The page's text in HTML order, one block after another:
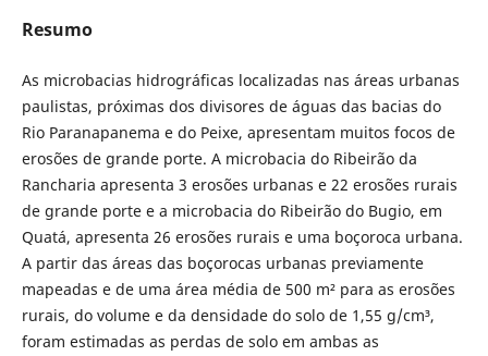
Resumo
As microbacias hidrográficas localizadas nas áreas urbanas
paulistas, próximas dos divisores de águas das bacias do
Rio Paranapanema e do Peixe, apresentam muitos focos de
erosões de grande porte. A microbacia do Ribeirão da
Rancharia apresenta 3 erosões urbanas e 22 erosões rurais
de grande porte e a microbacia do Ribeirão do Bugio, em
Quatá, apresenta 26 erosões rurais e uma boçoroca urbana.
A partir das áreas das boçorocas urbanas previamente
mapeadas e de uma área média de 500 m² para as erosões
rurais, do volume e da densidade do solo de 1,55 g/cm³,
foram estimadas as perdas de solo em ambas as